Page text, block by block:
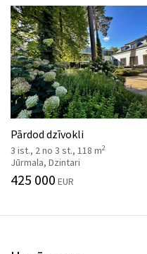
Pārdod dzīvokli
3 ist., 2 no 3 st., 118 m2
Jūrmala, Dzintari
425 000 EUR